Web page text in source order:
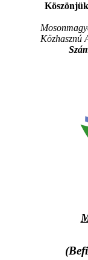
Közhasznú